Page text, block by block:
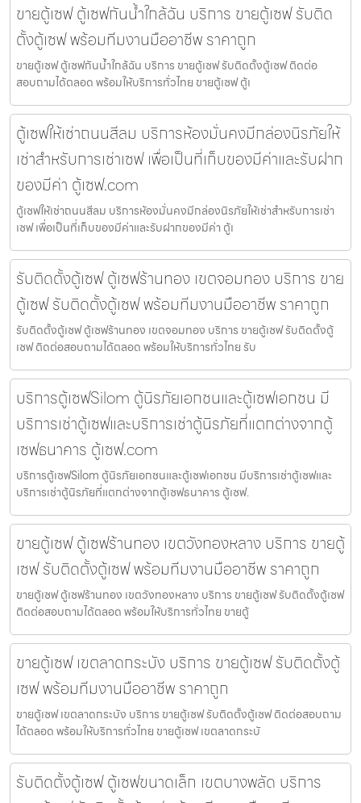
ขายตู้เซฟ ตู้เซฟกันน้ำใกล้ฉัน บริการ ขายตู้เซฟ รับติด
ตั้งตู้เซฟ พร้อมทีมงานมืออาชีพ ราคาถูก
ขายตู้เซฟ ตู้เซฟกันน้ำใกล้ฉัน บริการ ขายตู้เซฟ รับติดตั้งตู้เซฟ ติดต่อ
สอบถามได้ตลอด พร้อมให้บริการทั่วไทย ขายตู้เซฟ ตู้เ
ตู้เซฟให้เช่าถนนสีลม บริการห้องมั่นคงมีกล่องนิรภัยให้
เช่าสำหรับการเช่าเซฟ เพื่อเป็นที่เก็บของมีค่าและรับฝาก
ของมีค่า ตู้เซฟ.com
ตู้เซฟให้เช่าถนนสีลม บริการห้องมั่นคงมีกล่องนิรภัยให้เช่าสำหรับการเช่า
เซฟ เพื่อเป็นที่เก็บของมีค่าและรับฝากของมีค่า ตู้เ
รับติดตั้งตู้เซฟ ตู้เซฟร้านทอง เขตจอมทอง บริการ ขาย
ตู้เซฟ รับติดตั้งตู้เซฟ พร้อมทีมงานมืออาชีพ ราคาถูก
รับติดตั้งตู้เซฟ ตู้เซฟร้านทอง เขตจอมทอง บริการ ขายตู้เซฟ รับติดตั้งตู้
เซฟ ติดต่อสอบถามได้ตลอด พร้อมให้บริการทั่วไทย รับ
บริการตู้เซฟSilom ตู้นิรภัยเอกชนและตู้เซฟเอกชน มี
บริการเช่าตู้เซฟและบริการเช่าตู้นิรภัยที่แตกต่างจากตู้
เซฟธนาคาร ตู้เซฟ.com
บริการตู้เซฟSilom ตู้นิรภัยเอกชนและตู้เซฟเอกชน มีบริการเช่าตู้เซฟและ
บริการเช่าตู้นิรภัยที่แตกต่างจากตู้เซฟธนาคาร ตู้เซฟ.
ขายตู้เซฟ ตู้เซฟร้านทอง เขตวังทองหลาง บริการ ขายตู้
เซฟ รับติดตั้งตู้เซฟ พร้อมทีมงานมืออาชีพ ราคาถูก
ขายตู้เซฟ ตู้เซฟร้านทอง เขตวังทองหลาง บริการ ขายตู้เซฟ รับติดตั้งตู้เซฟ
ติดต่อสอบถามได้ตลอด พร้อมให้บริการทั่วไทย ขายตู้
ขายตู้เซฟ เขตลาดกระบัง บริการ ขายตู้เซฟ รับติดตั้งตู้
เซฟ พร้อมทีมงานมืออาชีพ ราคาถูก
ขายตู้เซฟ เขตลาดกระบัง บริการ ขายตู้เซฟ รับติดตั้งตู้เซฟ ติดต่อสอบถาม
ได้ตลอด พร้อมให้บริการทั่วไทย ขายตู้เซฟ เขตลาดกระบั
รับติดตั้งตู้เซฟ ตู้เซฟขนาดเล็ก เขตบางพลัด บริการ